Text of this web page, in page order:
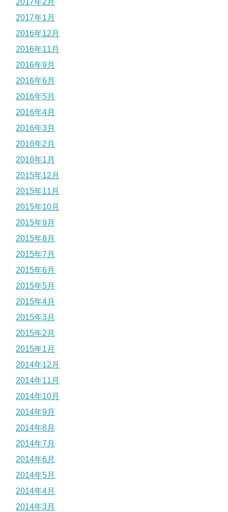
2017年2月
2017年1月
2016年12月
2016年11月
2016年9月
2016年6月
2016年5月
2016年4月
2016年3月
2016年2月
2016年1月
2015年12月
2015年11月
2015年10月
2015年9月
2015年8月
2015年7月
2015年6月
2015年5月
2015年4月
2015年3月
2015年2月
2015年1月
2014年12月
2014年11月
2014年10月
2014年9月
2014年8月
2014年7月
2014年6月
2014年5月
2014年4月
2014年3月